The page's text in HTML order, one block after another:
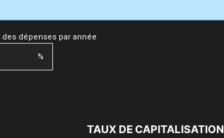
dépenses par année
%
TAUX DE CAPITALISATION